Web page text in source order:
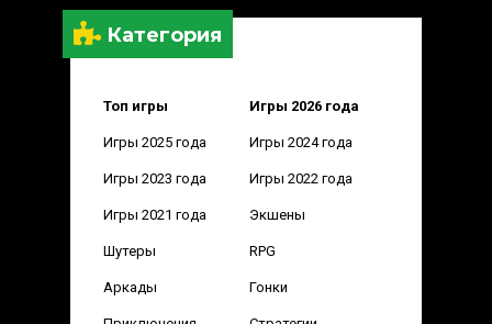
Категория
Топ игры Игры 2026 года
Игры 2025 года Игры 2024 года
Игры 2023 года Игры 2022 года
Игры 2021 года Экшены
Шутеры RPG
Аркады Гонки